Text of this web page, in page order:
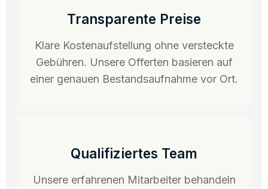
Transparente Preise
Klare Kostenaufstellung ohne versteckte
Gebühren. Unsere Offerten basieren auf
einer genauen Bestandsaufnahme vor Ort.
Qualifiziertes Team
Unsere erfahrenen Mitarbeiter behandeln